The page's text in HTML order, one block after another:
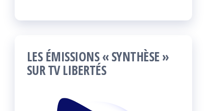
LES ÉMISSIONS « SYNTHÈSE »
SUR TV LIBERTÉS